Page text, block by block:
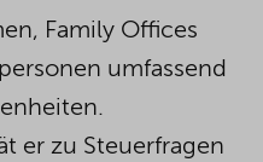
Family Offices
umfassend
er zu Steuerfragen